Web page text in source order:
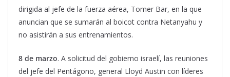
dirigida al jefe de la fuerza aérea, Tomer Bar, en la que
anuncian que se sumarán al boicot contra Netanyahu y
no asistirán a sus entrenamientos.
8 de marzo. A solicitud del gobierno israelí, las reuniones
del jefe del Pentágono, general Lloyd Austin con líderes